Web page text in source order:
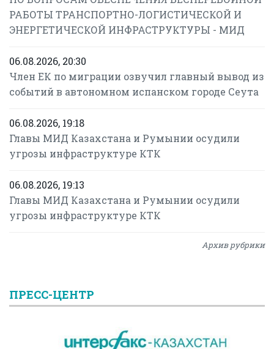
РАБОТЫ ТРАНСПОРТНО-ЛОГИСТИЧЕСКОЙ И
ЭНЕРГЕТИЧЕСКОЙ ИНФРАСТРУКТУРЫ - МИД
06.08.2026, 20:30
Член ЕК по миграции озвучил главный вывод из
событий в автономном испанском городе Сеута
06.08.2026, 19:18
Главы МИД Казахстана и Румынии осудили
угрозы инфраструктуре КТК
06.08.2026, 19:13
Главы МИД Казахстана и Румынии осудили
угрозы инфраструктуре КТК
Архив рубрики
ПРЕСС-ЦЕНТР